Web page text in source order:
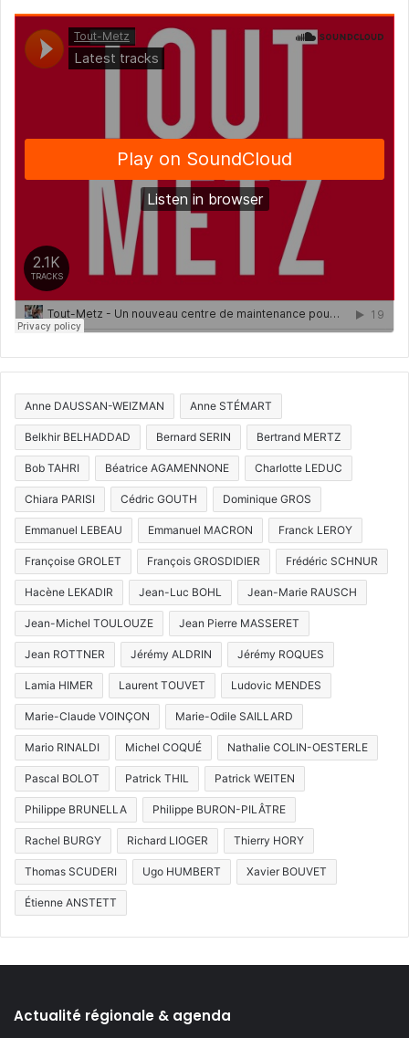
Anne DAUSSAN-WEIZMAN Anne STÉMART
Belkhir BELHADDAD Bernard SERIN Bertrand MERTZ
Bob TAHRI Béatrice AGAMENNONE Charlotte LEDUC
Chiara PARISI Cédric GOUTH Dominique GROS
Emmanuel LEBEAU Emmanuel MACRON Franck LEROY
Françoise GROLET François GROSDIDIER Frédéric SCHNUR
Hacène LEKADIR Jean-Luc BOHL Jean-Marie RAUSCH
Jean-Michel TOULOUZE Jean Pierre MASSERET
Jean ROTTNER Jérémy ALDRIN Jérémy ROQUES
Lamia HIMER Laurent TOUVET Ludovic MENDES
Marie-Claude VOINÇON Marie-Odile SAILLARD
Mario RINALDI Michel COQUÉ Nathalie COLIN-OESTERLE
Pascal BOLOT Patrick THIL Patrick WEITEN
Philippe BRUNELLA Philippe BURON-PILÂTRE
Rachel BURGY Richard LIOGER Thierry HORY
Thomas SCUDERI Ugo HUMBERT Xavier BOUVET
Étienne ANSTETT
Actualité régionale & agenda